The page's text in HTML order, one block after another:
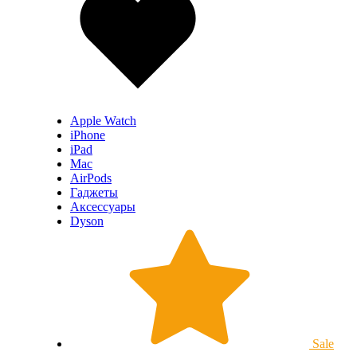
Apple Watch
iPhone
iPad
Mac
AirPods
Гаджеты
Аксессуары
Dyson
Sale